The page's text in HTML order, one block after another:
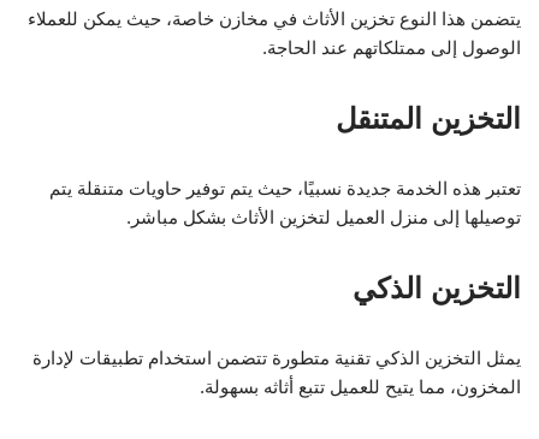
يتضمن هذا النوع تخزين الأثاث في مخازن خاصة، حيث يمكن للعملاء
الوصول إلى ممتلكاتهم عند الحاجة.
التخزين المتنقل
تعتبر هذه الخدمة جديدة نسبيًا، حيث يتم توفير حاويات متنقلة يتم
توصيلها إلى منزل العميل لتخزين الأثاث بشكل مباشر.
التخزين الذكي
يمثل التخزين الذكي تقنية متطورة تتضمن استخدام تطبيقات لإدارة
المخزون، مما يتيح للعميل تتبع أثاثه بسهولة.